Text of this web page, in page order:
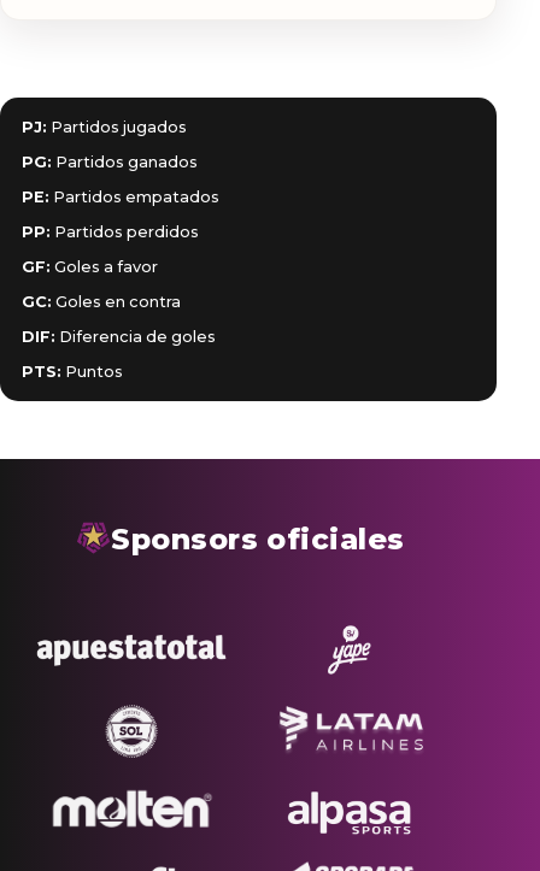
Leyenda de abreviaturas
PJ: Partidos jugados
PG: Partidos ganados
PE: Partidos empatados
PP: Partidos perdidos
GF: Goles a favor
GC: Goles en contra
DIF: Diferencia de goles
PTS: Puntos
Sponsors oficiales